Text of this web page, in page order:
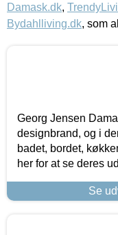
Damask.dk,
Bydahlliving.dk, som
Georg Jensen
designbrand, og i
badet, bordet,
her for at se deres
Se